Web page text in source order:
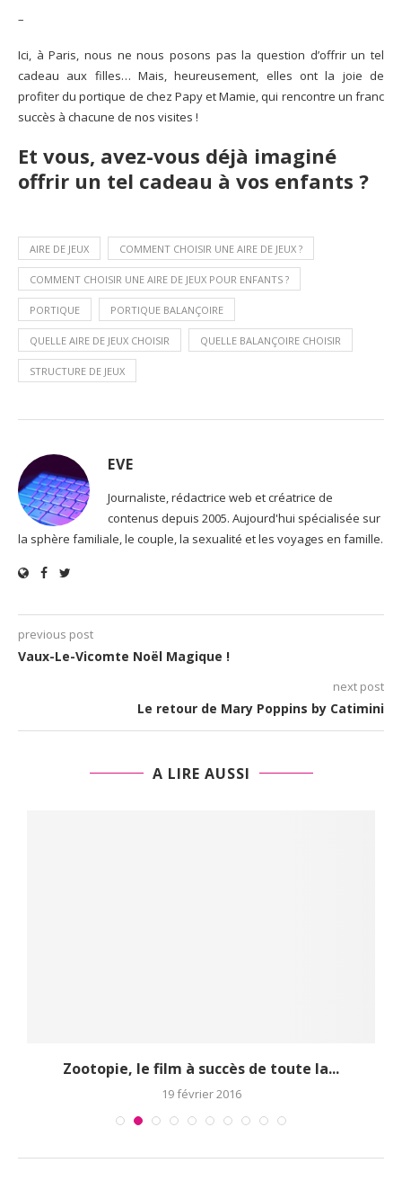
–
Ici, à Paris, nous ne nous posons pas la question d’offrir un tel
cadeau aux filles… Mais, heureusement, elles ont la joie de
profiter du portique de chez Papy et Mamie, qui rencontre un franc
succès à chacune de nos visites !
Et vous, avez-vous déjà imaginé
offrir un tel cadeau à vos enfants ?
AIRE DE JEUX COMMENT CHOISIR UNE AIRE DE JEUX ?
COMMENT CHOISIR UNE AIRE DE JEUX POUR ENFANTS ?
PORTIQUE PORTIQUE BALANÇOIRE
QUELLE AIRE DE JEUX CHOISIR QUELLE BALANÇOIRE CHOISIR
STRUCTURE DE JEUX
EVE
Journaliste, rédactrice web et créatrice de
contenus depuis 2005. Aujourd'hui spécialisée sur
la sphère familiale, le couple, la sexualité et les voyages en famille.
previous post
Vaux-Le-Vicomte Noël Magique !
next post
Le retour de Mary Poppins by Catimini
A LIRE AUSSI
Zootopie, le film à succès de toute la...
19 février 2016